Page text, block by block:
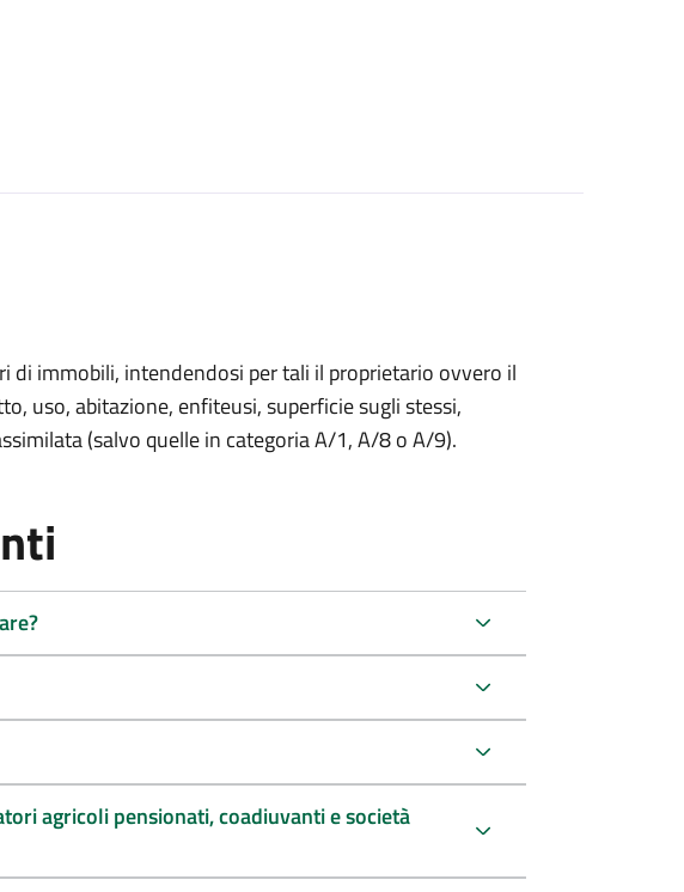
di immobili, intendendosi per tali il proprietario ovvero il
uso, abitazione, enfiteusi, superficie sugli stessi,
(salvo quelle in categoria A/1, A/8 o A/9).
agricoli pensionati, coadiuvanti e società